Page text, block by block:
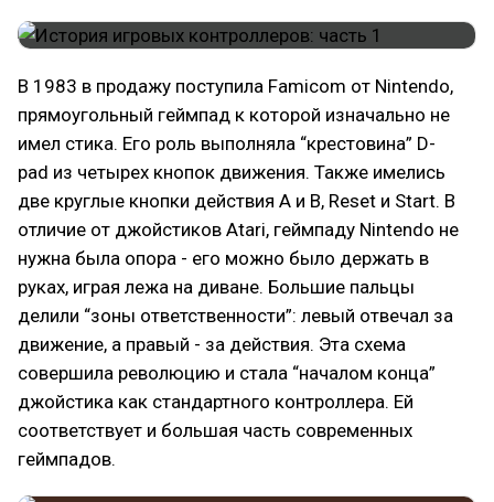
В 1983 в продажу поступила Famicom от Nintendo,
прямоугольный геймпад к которой изначально не
имел стика. Его роль выполняла “крестовина” D-
pad из четырех кнопок движения. Также имелись
две круглые кнопки действия A и B, Reset и Start. В
отличие от джойстиков Atari, геймпаду Nintendo не
нужна была опора - его можно было держать в
руках, играя лежа на диване. Большие пальцы
делили “зоны ответственности”: левый отвечал за
движение, а правый - за действия. Эта схема
совершила революцию и стала “началом конца”
джойстика как стандартного контроллера. Ей
соответствует и большая часть современных
геймпадов.